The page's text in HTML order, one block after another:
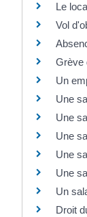
Le
Vol
Grève
Un
Une
Une
Une
Une
Une
Un
Droit